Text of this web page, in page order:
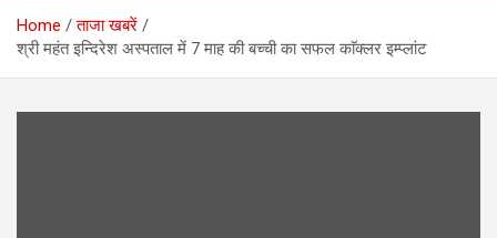
Home
ताजा खबरें
श्री महंत इन्दिरेश अस्पताल में 7 माह की बच्ची का सफल काॅक्लर इम्प्लांट